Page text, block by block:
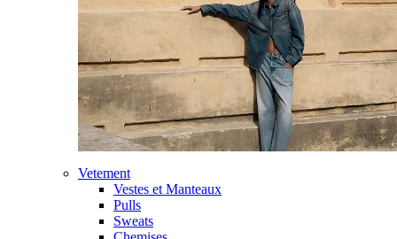
Vetement
Vestes et Manteaux
Pulls
Sweats